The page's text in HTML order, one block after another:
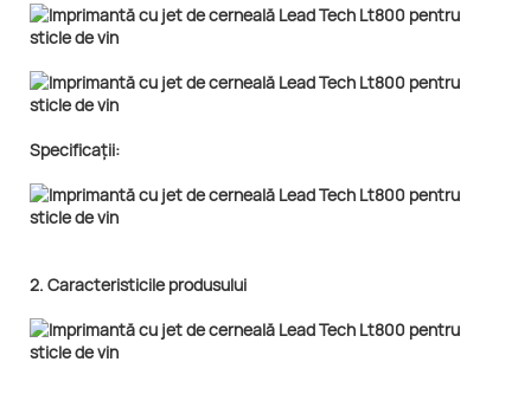
Specificații:
2. Caracteristicile produsului